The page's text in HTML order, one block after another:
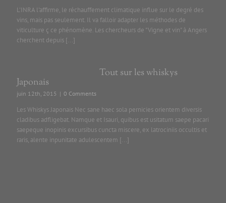
climatique
et
vignoble
L'INRA l'affirme, le réchauffement climatique influe sur le degré des
vins, mais pas seulement. Il va falloir adapter les méthodes de
viticulture ç ce phénomène. Les chercheurs de "Vigne et vin" à Angers
cherchent depuis [...]
Tout sur les whiskys
Japonais
juin 12th, 2015 | 0 Comments
Les Whiskys Japonais Nec sane haec sola pernicies orientem diversis
cladibus adfligebat. Namque et Isauri, quibus est usitatum saepe pacari
saepeque inopinis excursibus cuncta miscere, ex latrociniis occultis et
raris, alente inpunitate adulescentem [...]